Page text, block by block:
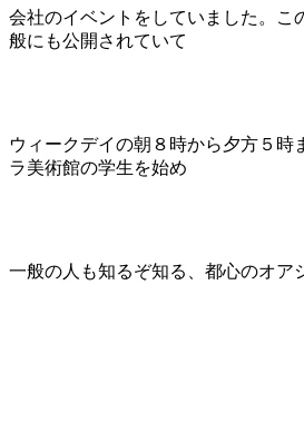
会社のイベントをしていました。こ
般にも公開されていて
ウィークデイの朝８時から夕方５時
ラ美術館の学生を始め
一般の人も知るぞ知る、都心のオア